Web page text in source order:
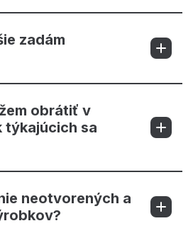
zadám
obrátiť v
týkajúcich sa
neotvorených a